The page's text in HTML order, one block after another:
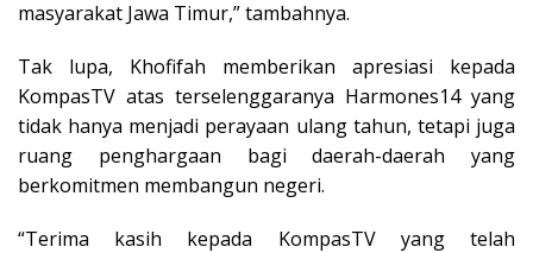
masyarakat Jawa Timur,” tambahnya.
Tak lupa, Khofifah memberikan apresiasi kepada
KompasTV atas terselenggaranya Harmones14 yang
tidak hanya menjadi perayaan ulang tahun, tetapi juga
ruang penghargaan bagi daerah-daerah yang
berkomitmen membangun negeri.
“Terima kasih kepada KompasTV yang telah